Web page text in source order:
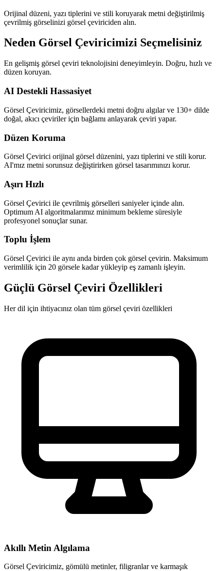
Orijinal düzeni, yazı tiplerini ve stili koruyarak metni değiştirilmiş
çevrilmiş görselinizi görsel çeviriciden alın.
Neden Görsel Çeviricimizi Seçmelisiniz
En gelişmiş görsel çeviri teknolojisini deneyimleyin. Doğru, hızlı ve
düzen koruyan.
AI Destekli Hassasiyet
Görsel Çeviricimiz, görsellerdeki metni doğru algılar ve 130+ dilde
doğal, akıcı çeviriler için bağlamı anlayarak çeviri yapar.
Düzen Koruma
Görsel Çevirici orijinal görsel düzenini, yazı tiplerini ve stili korur.
AI'mız metni sorunsuz değiştirirken görsel tasarımınızı korur.
Aşırı Hızlı
Görsel Çevirici ile çevrilmiş görselleri saniyeler içinde alın.
Optimum AI algoritmalarımız minimum bekleme süresiyle
profesyonel sonuçlar sunar.
Toplu İşlem
Görsel Çevirici ile aynı anda birden çok görsel çevirin. Maksimum
verimlilik için 20 görsele kadar yükleyip eş zamanlı işleyin.
Güçlü Görsel Çeviri Özellikleri
Her dil için ihtiyacınız olan tüm görsel çeviri özellikleri
Akıllı Metin Algılama
Görsel Çeviricimiz, gömülü metinler, filigranlar ve karmaşık